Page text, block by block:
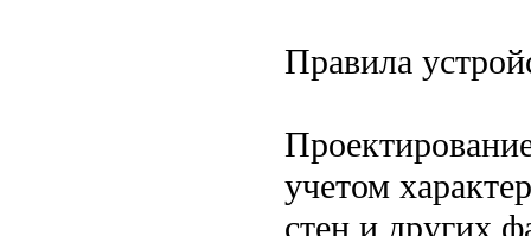
Правила
учетом
стен и других